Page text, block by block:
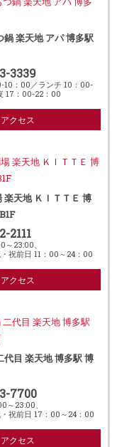
鍋 楽天地 アパ 博多駅
3339
10：00／ランチ 10：00-
17：00-22：00
クセス
楽天地 ＫＩＴＴＥ 博
2111
～23:00、
祝前日 11：00～24：00
クセス
代目 楽天地 博多駅 博
7700
～23:00、
祝前日 17：00～24：00
クセス